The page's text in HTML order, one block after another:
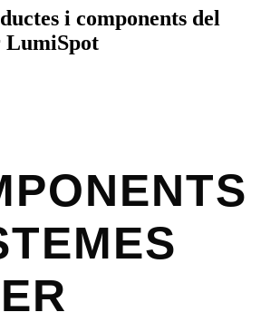
i components del
LumiSpot